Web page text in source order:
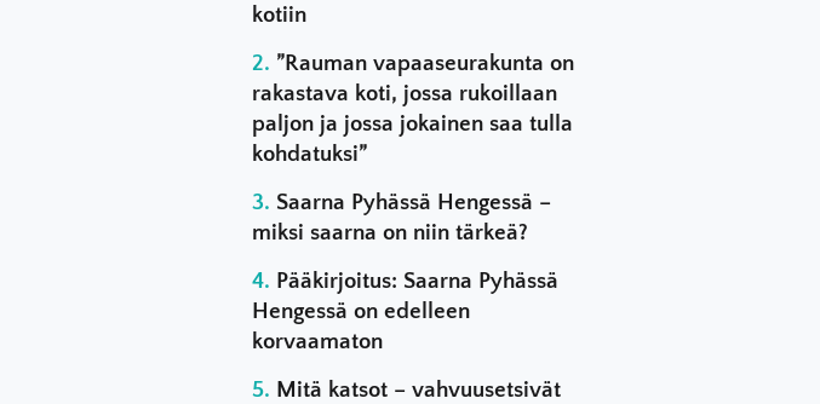
kotiin
”Rauman vapaaseurakunta on
rakastava koti, jossa rukoillaan
paljon ja jossa jokainen saa tulla
kohdatuksi”
Saarna Pyhässä Hengessä –
miksi saarna on niin tärkeä?
Pääkirjoitus: Saarna Pyhässä
Hengessä on edelleen
korvaamaton
Mitä katsot – vahvuusetsivät